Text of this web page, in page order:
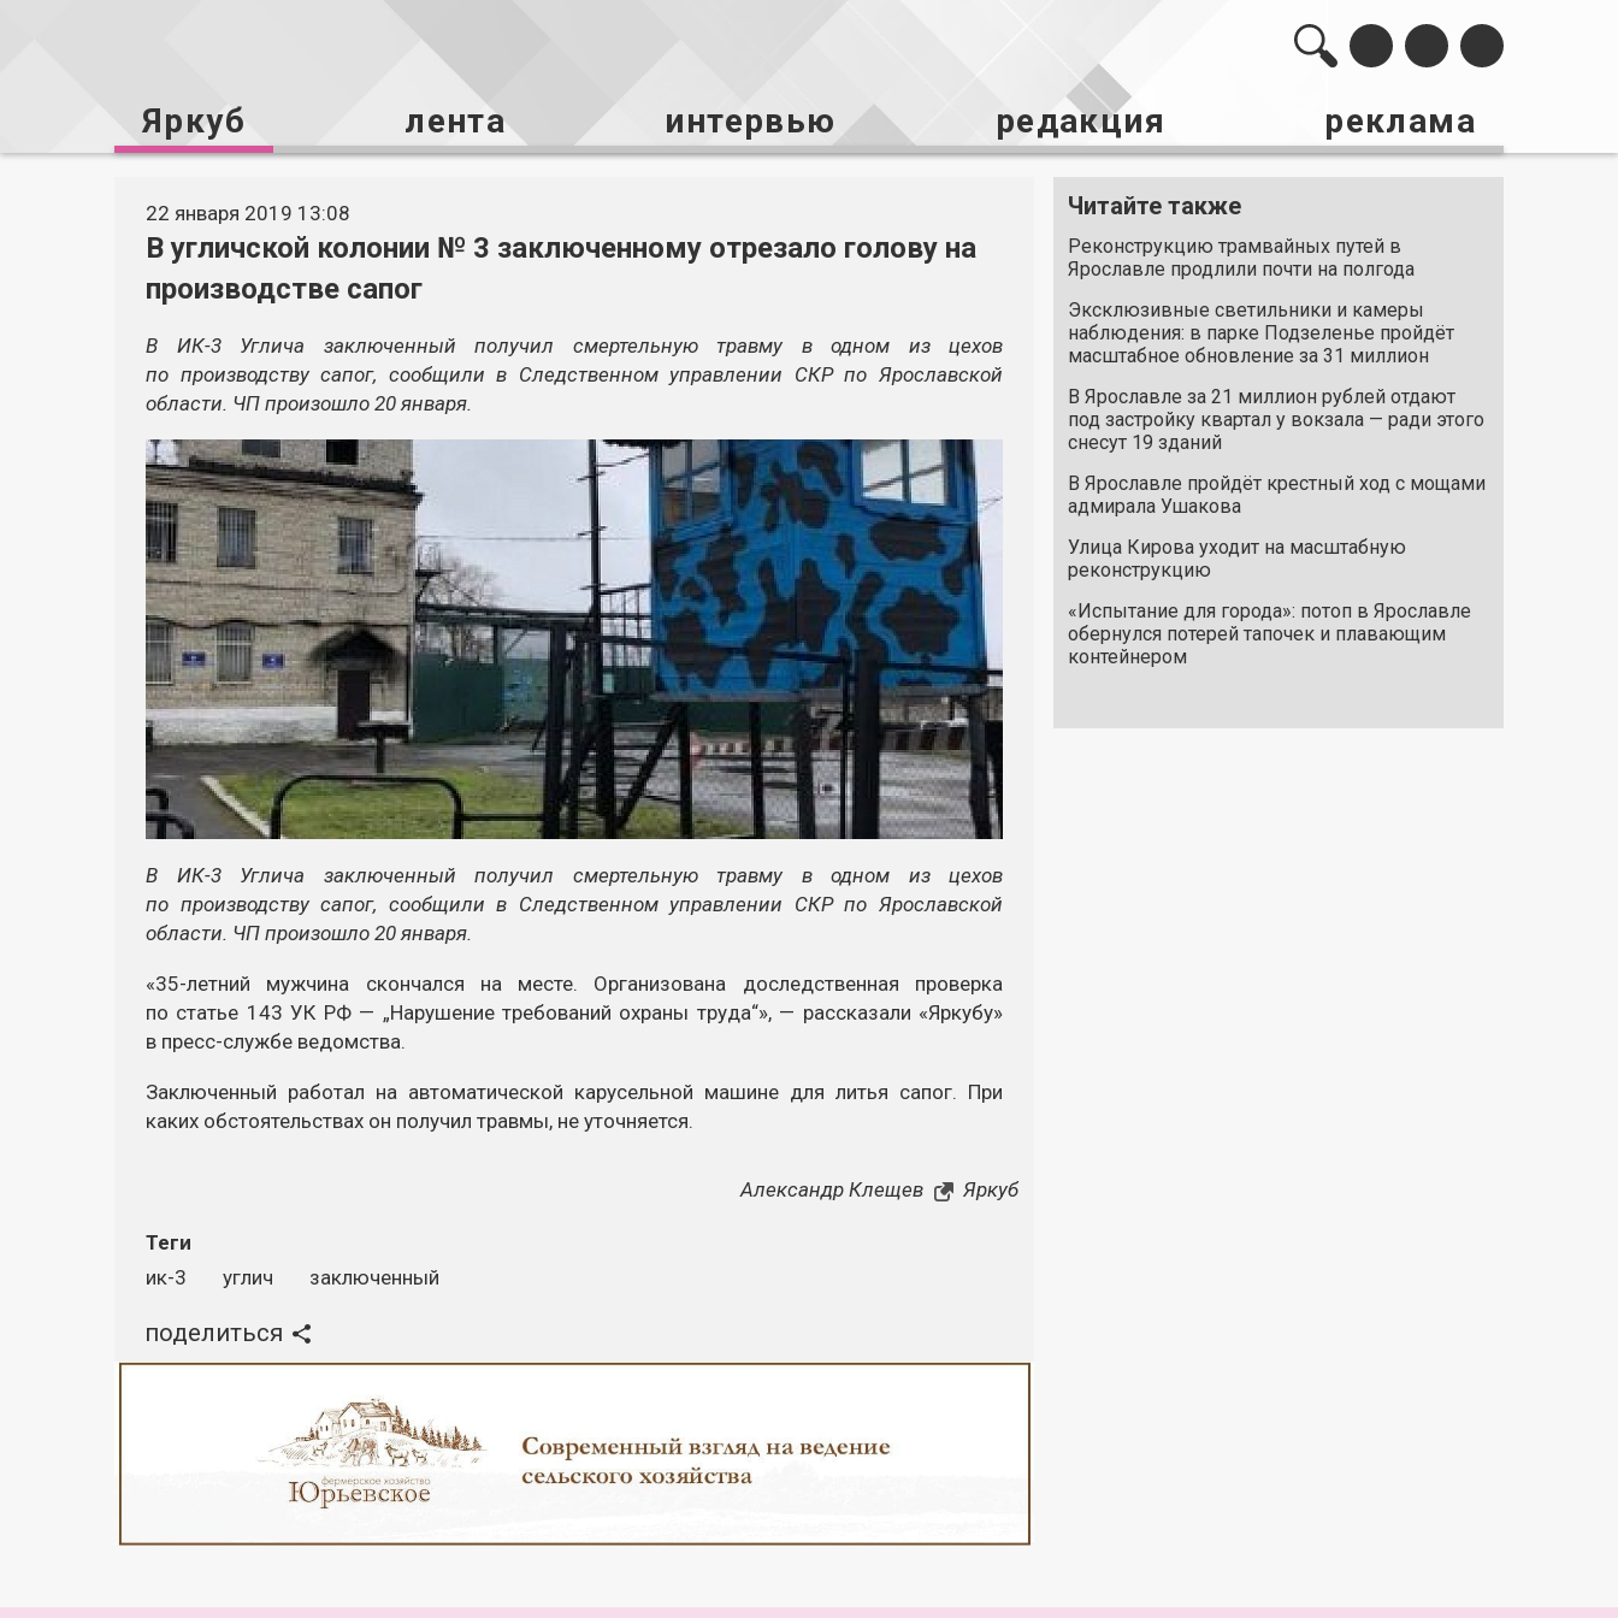
Яркуб лента интервью редакция реклама
22 января 2019 13:08
В угличской колонии № 3 заключенному отрезало голову на
производстве сапог
В ИК-3 Углича заключенный получил смертельную травму в одном из цехов
по производству сапог, сообщили в Следственном управлении СКР по Ярославской
области. ЧП произошло 20 января.
В ИК-3 Углича заключенный получил смертельную травму в одном из цехов
по производству сапог, сообщили в Следственном управлении СКР по Ярославской
области. ЧП произошло 20 января.
«35-летний мужчина скончался на месте. Организована доследственная проверка
по статье 143 УК РФ — „Нарушение требований охраны труда“», — рассказали «Яркубу»
в пресс-службе ведомства.
Заключенный работал на автоматической карусельной машине для литья сапог. При
каких обстоятельствах он получил травмы, не уточняется.
Александр Клещев Яркуб
Теги
ик-3
углич заключенный
поделиться
Читайте также
Реконструкцию трамвайных путей в
Ярославле продлили почти на полгода
Эксклюзивные светильники и камеры
наблюдения: в парке Подзеленье пройдёт
масштабное обновление за 31 миллион
В Ярославле за 21 миллион рублей отдают
под застройку квартал у вокзала — ради этого
снесут 19 зданий
В Ярославле пройдёт крестный ход с мощами
адмирала Ушакова
Улица Кирова уходит на масштабную
реконструкцию
«Испытание для города»: потоп в Ярославле
обернулся потерей тапочек и плавающим
контейнером